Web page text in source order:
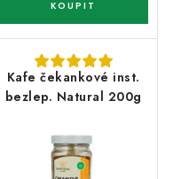
Kafe čekankové inst.
bezlep. Natural 200g